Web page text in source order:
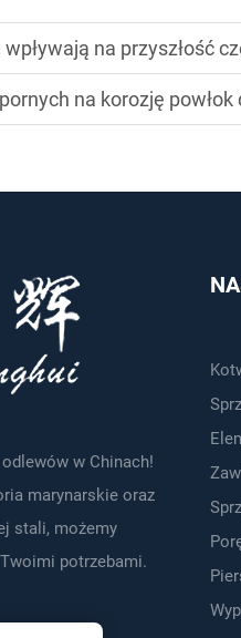
na przyszłość
na korozję
w Chinach!
marynarskie oraz
stali, możemy
potrzebami.